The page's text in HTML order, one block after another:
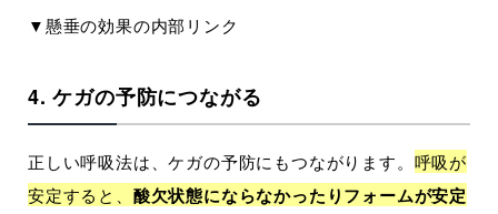
▼懸垂の効果の内部リンク
4. ケガの予防につながる
正しい呼吸法は、ケガの予防にもつながります。 呼吸が
安定すると、 酸欠状態にならなかったりフォームが安定